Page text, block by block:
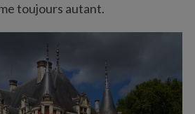
toujours autant.